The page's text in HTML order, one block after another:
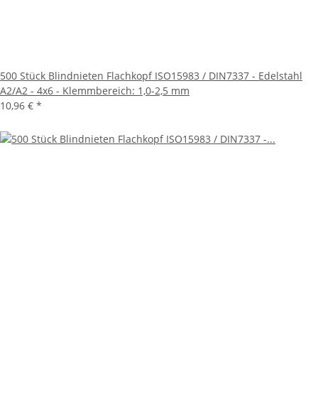
500 Stück Blindnieten Flachkopf ISO15983 / DIN7337 - Edelstahl
A2/A2 - 4x6 - Klemmbereich: 1,0-2,5 mm
10,96 € *